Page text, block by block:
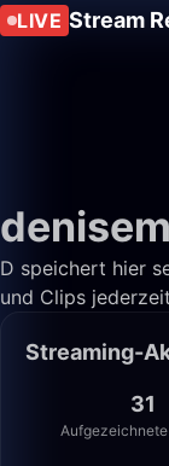
LIVE Stream
D speichert hier
und Clips
Streaming-
31